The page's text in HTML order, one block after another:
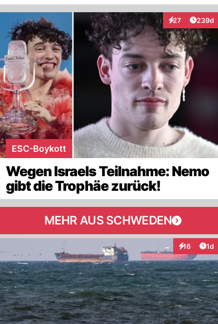
27
Interaktionen
239d
ESC-Boykott
Wegen Israels Teilnahme: Nemo
gibt die Trophäe zurück!
MEHR AUS SCHWEDEN
16 1d